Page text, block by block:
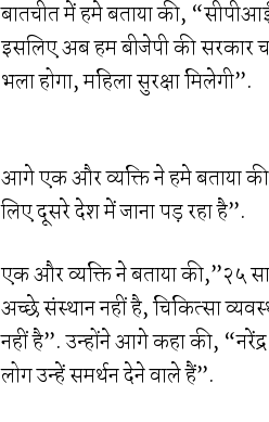
बातचीत में हमे बताया की,
इसलिए अब हम बीजेपी की सरकार
भला होगा, महिला सुरक्षा मिलेगी”.
आगे एक और व्यक्ति ने हमे बताया
लिए दूसरे देश में जाना पड़ रहा है”.
एक और व्यक्ति ने बताया की,”२५
अच्छे संस्थान नहीं है, चिकित्सा
नहीं है”. उन्होंने आगे कहा की,
लोग उन्हें समर्थन देने वाले हैं”.